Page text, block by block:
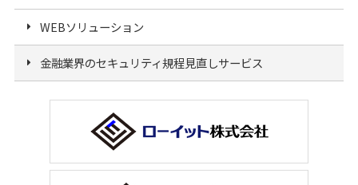
WEBソリューション
金融業界のセキュリティ規程見直しサービス